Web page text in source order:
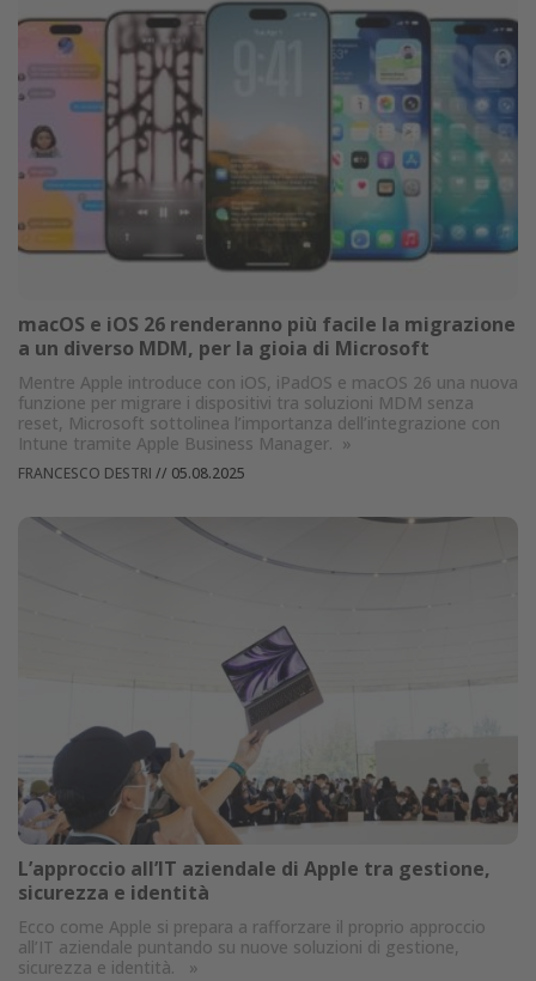
macOS e iOS 26 renderanno più facile la migrazione
a un diverso MDM, per la gioia di Microsoft
Mentre Apple introduce con iOS, iPadOS e macOS 26 una nuova
funzione per migrare i dispositivi tra soluzioni MDM senza
reset, Microsoft sottolinea l’importanza dell’integrazione con
Intune tramite Apple Business Manager. »
FRANCESCO DESTRI // 05.08.2025
L’approccio all’IT aziendale di Apple tra gestione,
sicurezza e identità
Ecco come Apple si prepara a rafforzare il proprio approccio
all’IT aziendale puntando su nuove soluzioni di gestione,
sicurezza e identità.
»